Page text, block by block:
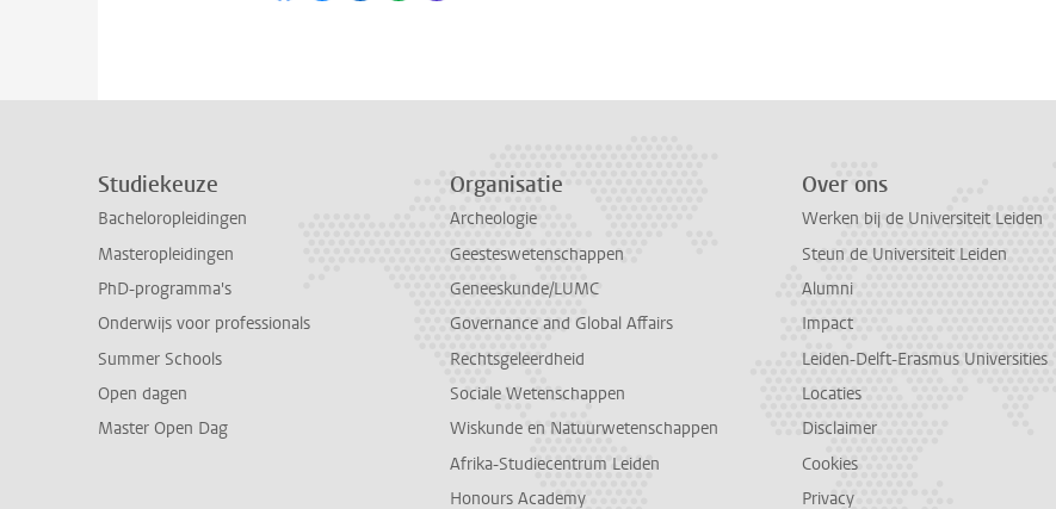
Studiekeuze
Bacheloropleidingen
Masteropleidingen
PhD-programma's
Onderwijs voor professionals
Summer Schools
Open dagen
Master Open Dag
Organisatie
Archeologie
Geesteswetenschappen
Geneeskunde/LUMC
Governance and Global Affairs
Rechtsgeleerdheid
Sociale Wetenschappen
Wiskunde en Natuurwetenschappen
Afrika-Studiecentrum Leiden
Honours Academy
Over ons
Werken bij de Universiteit Leiden
Steun de Universiteit Leiden
Alumni
Impact
Leiden-Delft-Erasmus Universities
Locaties
Disclaimer
Cookies
Privacy